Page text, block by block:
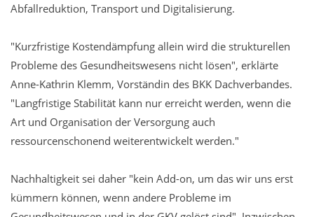
Abfallreduktion, Transport und Digitalisierung.
"Kurzfristige Kostendämpfung allein wird die strukturellen
Probleme des Gesundheitswesens nicht lösen", erklärte
Anne-Kathrin Klemm, Vorständin des BKK Dachverbandes.
"Langfristige Stabilität kann nur erreicht werden, wenn die
Art und Organisation der Versorgung auch
ressourcenschonend weiterentwickelt werden."
Nachhaltigkeit sei daher "kein Add-on, um das wir uns erst
kümmern können, wenn andere Probleme im